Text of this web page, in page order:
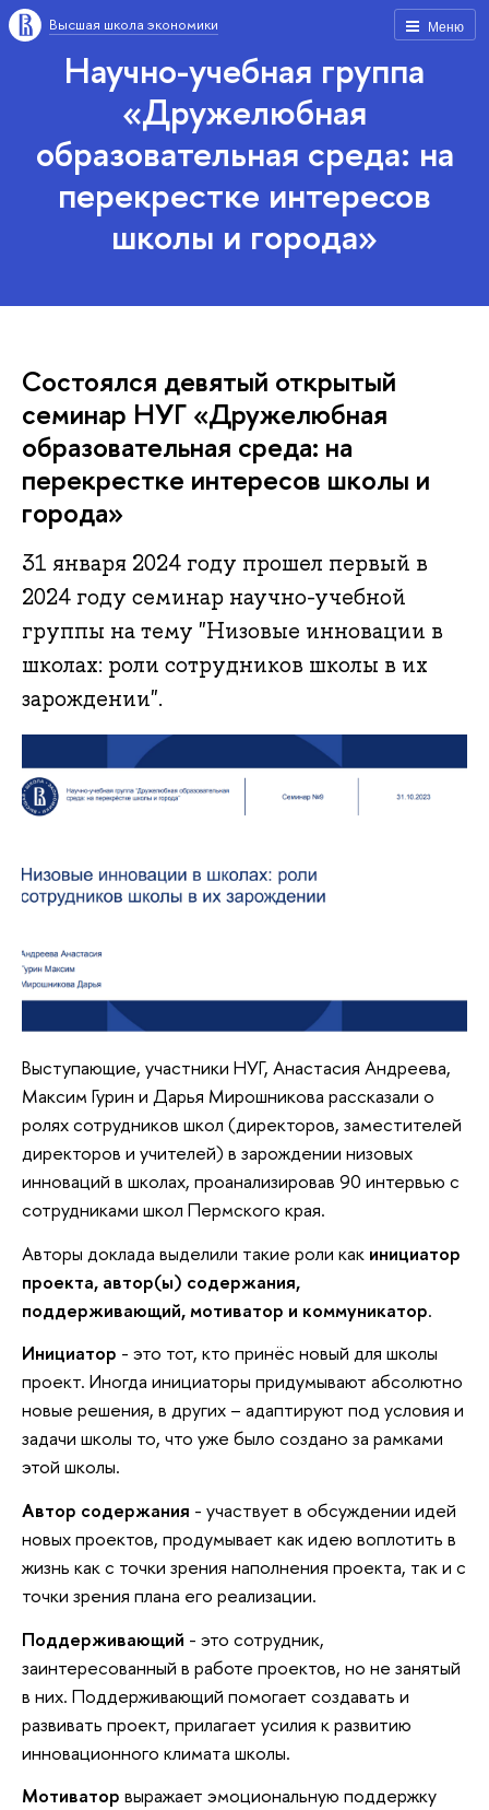
Меню
Высшая школа экономики
Научно-учебная группа
«Дружелюбная
образовательная среда: на
перекрестке интересов
школы и города»
Состоялся девятый открытый
семинар НУГ «Дружелюбная
образовательная среда: на
перекрестке интересов школы и
города»
31 января 2024 году прошел первый в
2024 году семинар научно-учебной
группы на тему "Низовые инновации в
школах: роли сотрудников школы в их
зарождении".
Выступающие, участники НУГ, Анастасия Андреева,
Максим Гурин и Дарья Мирошникова рассказали о
ролях сотрудников школ (директоров, заместителей
директоров и учителей) в зарождении низовых
инноваций в школах, проанализировав 90 интервью с
сотрудниками школ Пермского края.
Авторы доклада выделили такие роли как инициатор
проекта, автор(ы) содержания,
поддерживающий, мотиватор и коммуникатор.
Инициатор - это тот, кто принёс новый для школы
проект. Иногда инициаторы придумывают абсолютно
новые решения, в других – адаптируют под условия и
задачи школы то, что уже было создано за рамками
этой школы.
Автор содержания - участвует в обсуждении идей
новых проектов, продумывает как идею воплотить в
жизнь как с точки зрения наполнения проекта, так и с
точки зрения плана его реализации.
Поддерживающий - это сотрудник,
заинтересованный в работе проектов, но не занятый
в них. Поддерживающий помогает создавать и
развивать проект, прилагает усилия к развитию
инновационного климата школы.
Мотиватор выражает эмоциональную поддержку